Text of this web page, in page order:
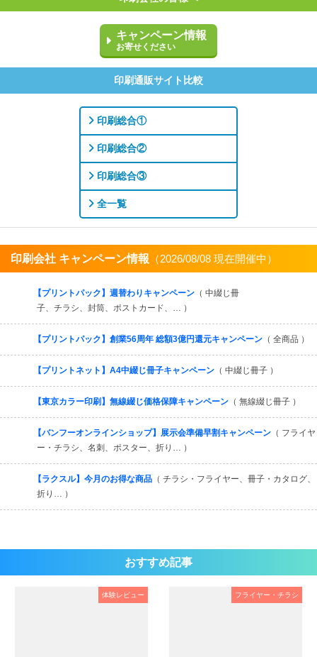
キャンペーン情報
お寄せください
印刷通販サイト比較
印刷総合①
印刷総合②
印刷総合③
全一覧
印刷会社 キャンペーン情報 （2026/08/08 現在開催中）
【プリントパック】週替わりキャンペーン （ 中綴じ冊
子、チラシ、封筒、ポストカード、… ）
【プリントパック】創業56周年 総額3億円還元キャンペーン （ 全商品 ）
【プリントネット】A4中綴じ冊子キャンペーン （ 中綴じ冊子 ）
【東京カラー印刷】無線綴じ価格保障キャンペーン （ 無線綴じ冊子 ）
【バンフーオンラインショップ】展示会準備早割キャンペーン （ フライヤ
ー・チラシ、名刺、ポスター、折り… ）
【ラクスル】今月のお得な商品 （ チラシ・フライヤー、冊子・カタログ、
折り… ）
おすすめ記事
体験レビュー フライヤー・チラシ